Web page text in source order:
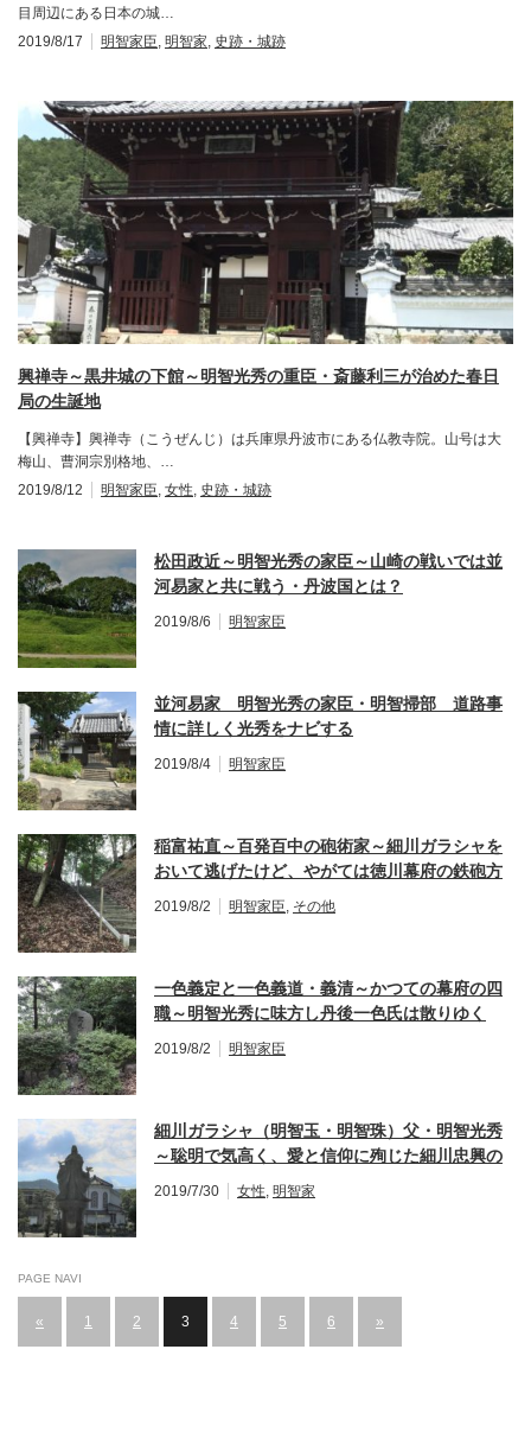
目周辺にある日本の城…
2019/8/17
明智家臣, 明智家, 史跡・城跡
興禅寺～黒井城の下館～明智光秀の重臣・斎藤利三が治めた春日
局の生誕地
【興禅寺】興禅寺（こうぜんじ）は兵庫県丹波市にある仏教寺院。山号は大
梅山、曹洞宗別格地、…
2019/8/12
明智家臣, 女性, 史跡・城跡
松田政近～明智光秀の家臣～山崎の戦いでは並
河易家と共に戦う・丹波国とは？
2019/8/6 明智家臣
並河易家 明智光秀の家臣・明智掃部 道路事
情に詳しく光秀をナビする
2019/8/4 明智家臣
稲富祐直～百発百中の砲術家～細川ガラシャを
おいて逃げたけど、やがては徳川幕府の鉄砲方
2019/8/2 明智家臣, その他
一色義定と一色義道・義清～かつての幕府の四
職～明智光秀に味方し丹後一色氏は散りゆく
2019/8/2 明智家臣
細川ガラシャ（明智玉・明智珠）父・明智光秀
～聡明で気高く、愛と信仰に殉じた細川忠興の
2019/7/30 女性, 明智家
PAGE NAVI
« 1 2 3 4 5 6 »